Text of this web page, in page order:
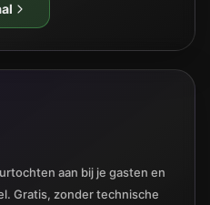
aan bij je gasten en
Gratis, zonder technische